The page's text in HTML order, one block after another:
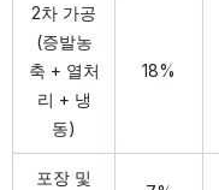
2차 가공
(증발농
축 + 열처
리 + 냉
동)
18%
포장 및